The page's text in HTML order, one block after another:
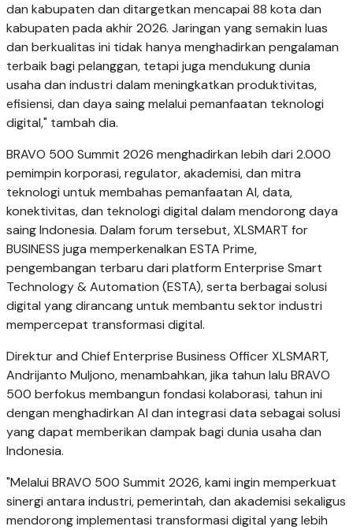
dan kabupaten dan ditargetkan mencapai 88 kota dan
kabupaten pada akhir 2026. Jaringan yang semakin luas
dan berkualitas ini tidak hanya menghadirkan pengalaman
terbaik bagi pelanggan, tetapi juga mendukung dunia
usaha dan industri dalam meningkatkan produktivitas,
efisiensi, dan daya saing melalui pemanfaatan teknologi
digital," tambah dia.
BRAVO 500 Summit 2026 menghadirkan lebih dari 2.000
pemimpin korporasi, regulator, akademisi, dan mitra
teknologi untuk membahas pemanfaatan AI, data,
konektivitas, dan teknologi digital dalam mendorong daya
saing Indonesia. Dalam forum tersebut, XLSMART for
BUSINESS juga memperkenalkan ESTA Prime,
pengembangan terbaru dari platform Enterprise Smart
Technology & Automation (ESTA), serta berbagai solusi
digital yang dirancang untuk membantu sektor industri
mempercepat transformasi digital.
Direktur and Chief Enterprise Business Officer XLSMART,
Andrijanto Muljono, menambahkan, jika tahun lalu BRAVO
500 berfokus membangun fondasi kolaborasi, tahun ini
dengan menghadirkan AI dan integrasi data sebagai solusi
yang dapat memberikan dampak bagi dunia usaha dan
Indonesia.
"Melalui BRAVO 500 Summit 2026, kami ingin memperkuat
sinergi antara industri, pemerintah, dan akademisi sekaligus
mendorong implementasi transformasi digital yang lebih